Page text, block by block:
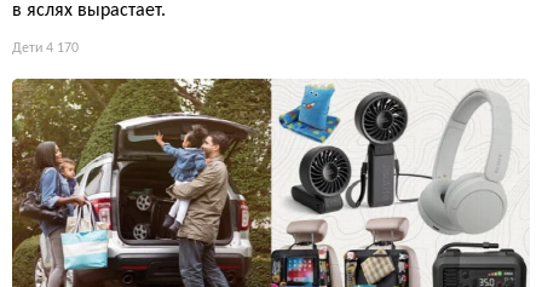
в яслях вырастает.
Дети 4 170